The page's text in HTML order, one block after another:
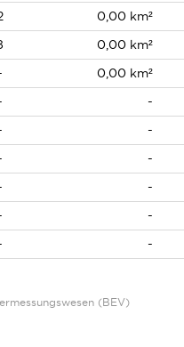
0,00 km²
0,00 km²
0,00 km²
-
-
-
-
-
-
(BEV)